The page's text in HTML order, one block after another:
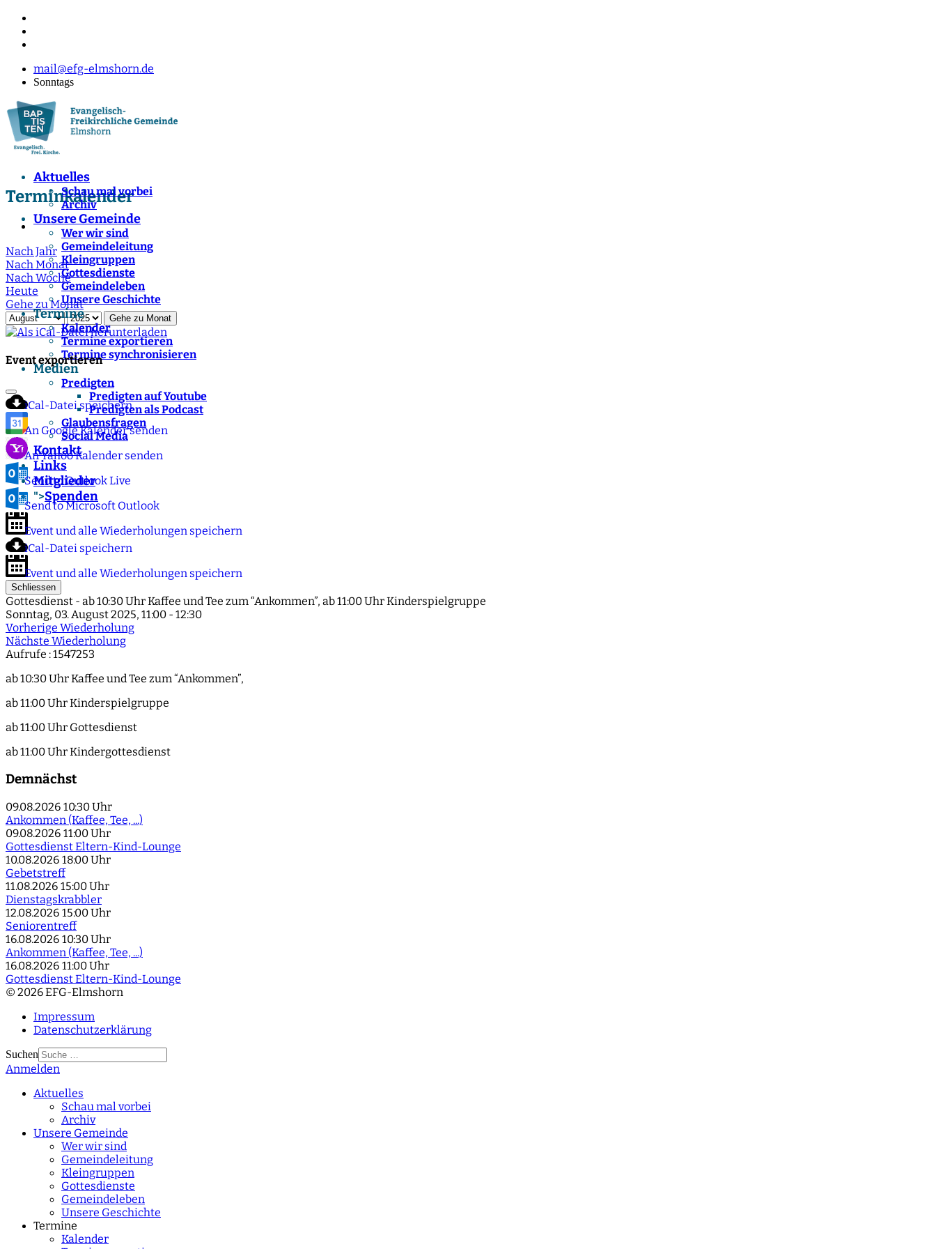
mail@efg-elmshorn.de
Sonntags
Aktuelles
Schau mal vorbei
Archiv
Unsere Gemeinde
Wer wir sind
Gemeindeleitung
Kleingruppen
Gottesdienste
Gemeindeleben
Unsere Geschichte
Termine
Kalender
Termine exportieren
Termine synchronisieren
Medien
Predigten
Predigten auf Youtube
Predigten als Podcast
Glaubensfragen
Social Media
Kontakt
Links
Mitglieder
">Spenden
Terminkalender
Nach Jahr
Nach Monat
Nach Woche
Heute
Gehe zu Monat
Gehe zu Monat
Event exportieren
iCal-Datei speichern
An Google Kalender senden
An Yahoo Kalender senden
Send to Outlook Live
Send to Microsoft Outlook
Event und alle Wiederholungen speichern
iCal-Datei speichern
Event und alle Wiederholungen speichern
Schliessen
Gottesdienst - ab 10:30 Uhr Kaffee und Tee zum “Ankommen”, ab 11:00 Uhr Kinderspielgruppe
Sonntag, 03. August 2025, 11:00 - 12:30
Vorherige Wiederholung
Nächste Wiederholung
Aufrufe : 1547253
ab 10:30 Uhr Kaffee und Tee zum “Ankommen”,
ab 11:00 Uhr Kinderspielgruppe
ab 11:00 Uhr Gottesdienst
ab 11:00 Uhr Kindergottesdienst
Demnächst
09.08.2026 10:30 Uhr
Ankommen (Kaffee, Tee, ...)
09.08.2026 11:00 Uhr
Gottesdienst Eltern-Kind-Lounge
10.08.2026 18:00 Uhr
Gebetstreff
11.08.2026 15:00 Uhr
Dienstagskrabbler
12.08.2026 15:00 Uhr
Seniorentreff
16.08.2026 10:30 Uhr
Ankommen (Kaffee, Tee, ...)
16.08.2026 11:00 Uhr
Gottesdienst Eltern-Kind-Lounge
© 2026 EFG-Elmshorn
Impressum
Datenschutzerklärung
Suchen
Type 2 or more
Anmelden
Aktuelles
Schau mal vorbei
Archiv
Unsere Gemeinde
Wer wir sind
Gemeindeleitung
Kleingruppen
Gottesdienste
Gemeindeleben
Unsere Geschichte
Termine
Kalender